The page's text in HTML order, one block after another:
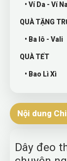
• Ví Da - Ví
QUÀ TẶNG
• Ba lô - Vali
QUÀ TẾT
• Bao Lì Xì
Nội dung
Dây đeo